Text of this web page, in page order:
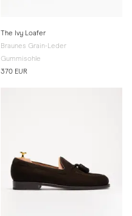
The Ivy Loafer
Braunes Grain-Leder
Gummisohle
370 EUR